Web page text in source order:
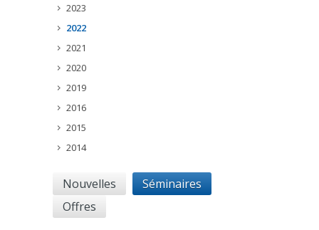
2023
2022
2021
2020
2019
2016
2015
2014
Nouvelles
Séminaires
Offres